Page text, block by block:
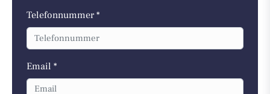
Telefonnummer *
Email *